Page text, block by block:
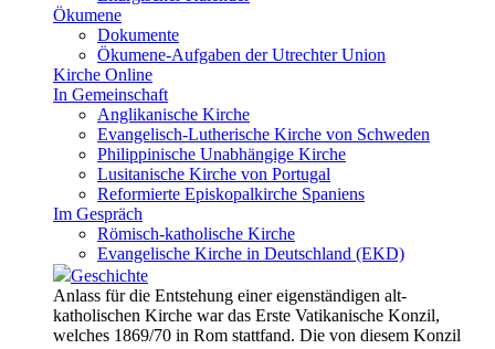
Ökumene
Dokumente
Ökumene-Aufgaben der Utrechter Union
Kirche Online
In Gemeinschaft
Anglikanische Kirche
Evangelisch-Lutherische Kirche von Schweden
Philippinische Unabhängige Kirche
Lusitanische Kirche von Portugal
Reformierte Episkopalkirche Spaniens
Im Gespräch
Römisch-katholische Kirche
Evangelische Kirche in Deutschland (EKD)
Geschichte
Anlass für die Entstehung einer eigenständigen alt-
katholischen Kirche war das Erste Vatikanische Konzil,
welches 1869/70 in Rom stattfand. Die von diesem Konzil